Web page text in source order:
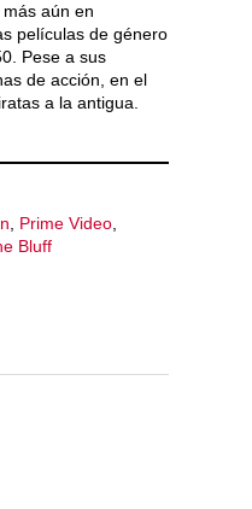
aún en
películas de género
Pese a sus
de acción, en el
a la antigua.
, Prime Video,
Bluff